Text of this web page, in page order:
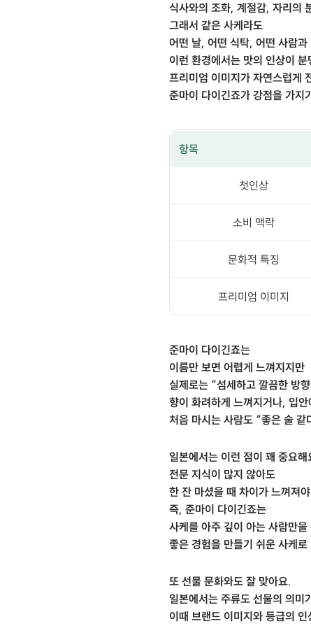
식사와의 조화, 계절감, 자리의
그래서 같은 사케라도
어떤 날, 어떤 식탁, 어떤 사람
이런 환경에서는 맛의 인상이 분
프리미엄 이미지가 자연스럽게
준마이 다이긴죠가 강점을 가지
항목
첫인상
소비 맥락
문화적 특징
프리미엄 이미지
준마이 다이긴죠는
이름만 보면 어렵게 느껴지지만
실제로는 “섬세하고 깔끔한 방
향이 화려하게 느껴지거나, 입
처음 마시는 사람도 “좋은 술 같
일본에서는 이런 점이 꽤 중요해
전문 지식이 많지 않아도
한 잔 마셨을 때 차이가 느껴져
즉, 준마이 다이긴죠는
사케를 아주 깊이 아는 사람만
좋은 경험을 만들기 쉬운 사케
또 선물 문화와도 잘 맞아요.
일본에서는 주류도 선물의 의미
이때 브랜드 이미지와 등급의